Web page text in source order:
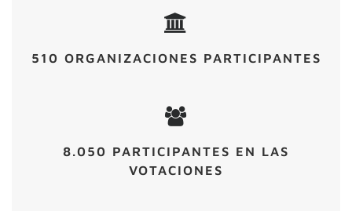
510 ORGANIZACIONES PARTICIPANTES
8.050 PARTICIPANTES EN LAS
VOTACIONES